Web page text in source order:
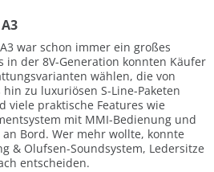
war schon immer ein großes
in der 8V-Generation konnten Käufer
wählen, die von
zu luxuriösen S-Line-Paketen
viele praktische Features wie
mit MMI-Bedienung und
Bord. Wer mehr wollte, konnte
& Olufsen-Soundsystem, Ledersitze
entscheiden.